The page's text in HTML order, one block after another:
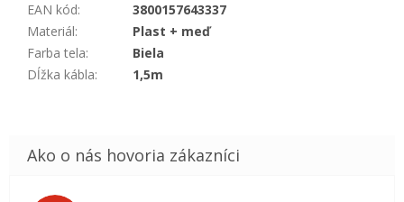
EAN kód:
3800157643337
Materiál:
Plast + meď
Farba tela:
Biela
Dĺžka kábla: 1,5m